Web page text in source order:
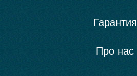
Гарантия
Про нас